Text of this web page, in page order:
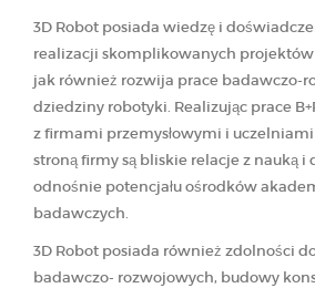
3D Robot posiada wiedzę i
realizacji skomplikowanych
jak również rozwija prace badawczo-
dziedziny robotyki. Realizując prace
z firmami przemysłowymi i
stroną firmy są bliskie relacje z nauką i
odnośnie potencjału ośrodków
badawczych.
3D Robot posiada również zdolności
badawczo- rozwojowych, budowy